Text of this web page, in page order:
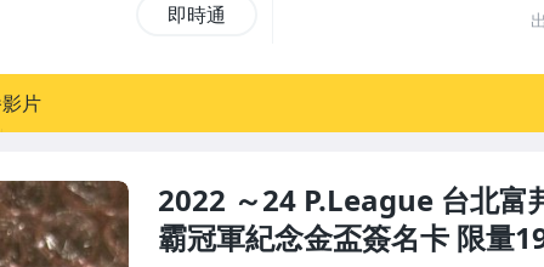
2022 ～24 P.League 台北富
霸冠軍紀念金盃簽名卡 限量
即時通
片